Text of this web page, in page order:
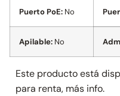
Puerto PoE: No
Apilable: No
Este producto está
para renta, más info.